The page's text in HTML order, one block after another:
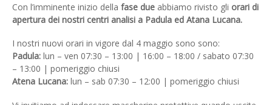
Con l’imminente inizio della fase due abbiamo rivisto gli orari di
apertura dei nostri centri analisi a Padula ed Atana Lucana.
I nostri nuovi orari in vigore dal 4 maggio sono sono:
Padula: lun – ven 07:30 – 13:00 | 16:00 – 18:00 / sabato 07:30
– 13:00 | pomeriggio chiusi
Atena Lucana: lun – sab 07:30 – 12:00 | pomeriggio chiusi